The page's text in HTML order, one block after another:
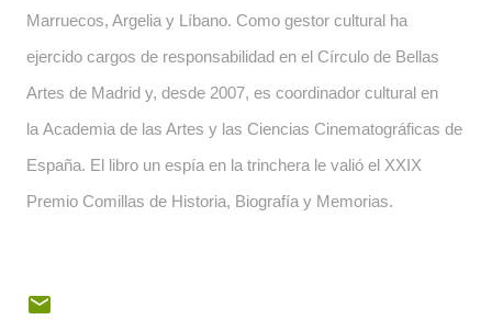
Marruecos, Argelia y Líbano. Como gestor cultural ha
ejercido cargos de responsabilidad en el Círculo de Bellas
Artes de Madrid y, desde 2007, es coordinador cultural en
la Academia de las Artes y las Ciencias Cinematográficas de
España. El libro un espía en la trinchera le valió el XXIX
Premio Comillas de Historia, Biografía y Memorias.